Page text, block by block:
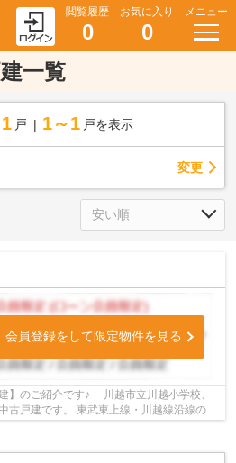
閲覧履歴
0
お気に入り
0
メニュー
一覧
1 戸 1～1 戸を表示
変更
会員登録をして限定物件を見る
のご紹介です♪ 川越市立川越小学校、
古戸建です。 東武東上線・川越線沿線の中